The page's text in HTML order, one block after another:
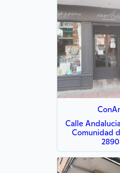
Calle
Comunidad